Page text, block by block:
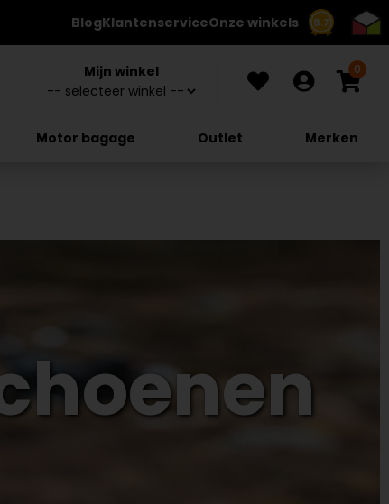
8.7
BlogKlantenserviceOnze winkels
Mijn winkel 0
Motor bagage Outlet Merken